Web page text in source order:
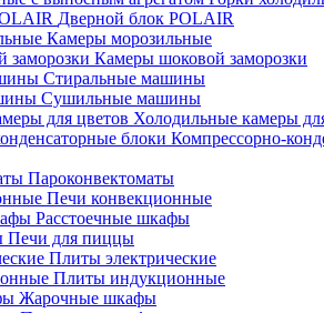
Дверной блок POLAIR
Камеры морозильные
Камеры шоковой заморозки
Стиральные машины
Сушильные машины
Холодильные камеры
Компрессорно-
Пароконвектоматы
Печи конвекционные
Расстоечные шкафы
Печи для пиццы
Плиты электрические
Плиты индукционные
Жарочные шкафы